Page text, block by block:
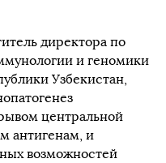
директора по
и геномики
Узбекистан,
центральной
антигенам, и
возможностей